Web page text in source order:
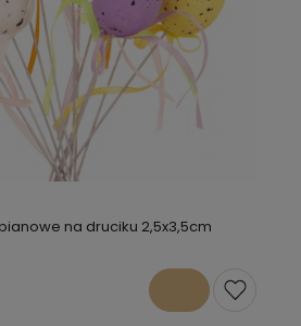
na druciku 2,5x3,5cm